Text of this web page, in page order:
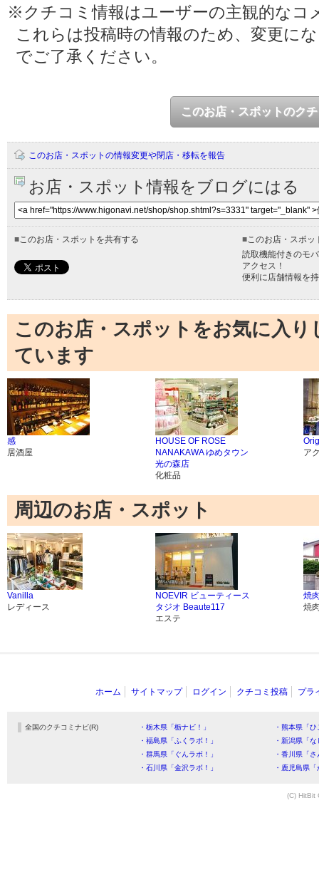
※クチコミ情報はユーザーの主観的なコ
これらは投稿時の情報のため、変更に
でご了承ください。
このお店・スポットのク
このお店・スポットの情報変更や閉店・移転を報告
お店・スポット情報をブログにはる
■このお店・スポットを共有する ■このお店・スポッ
読取機能付きのモ
アクセス！
便利に店舗情報を
このお店・スポットをお気に入
ています
感
居酒屋
HOUSE OF ROSE
NANAKAWA ゆめタウン
光の森店
化粧品
ア
周辺のお店・スポット
Vanilla
レディース
NOEVIR ビューティース
タジオ Beaute117
エステ
焼
焼
ホーム サイトマップ ログイン クチコミ投稿 プラ
全国のクチコミナビ(R) ・栃木県「栃ナビ！」
・熊本県「
・福島県「ふくラボ！」
・新潟県「
・群馬県「ぐんラボ！」
・香川県「
・石川県「金沢ラボ！」
・鹿児島県
(C) HitBit